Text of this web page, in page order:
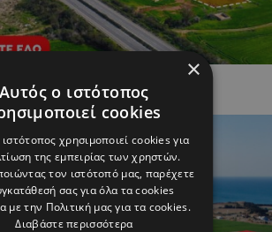
Περιοχές ×
Αυτός ο ιστότοπος
cookies
χρησιμοποιεί cookies για
της εμπειρίας των χρηστών.
τον ιστότοπό μας, παρέχετε
σας για όλα τα cookies
με την Πολιτική μας για τα cookies.
Διαβάστε περισσότερα